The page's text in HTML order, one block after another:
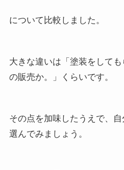
について比較しました。
大きな違いは「塗装をして
の販売か。」くらいです。
その点を加味したうえで、
選んでみましょう。